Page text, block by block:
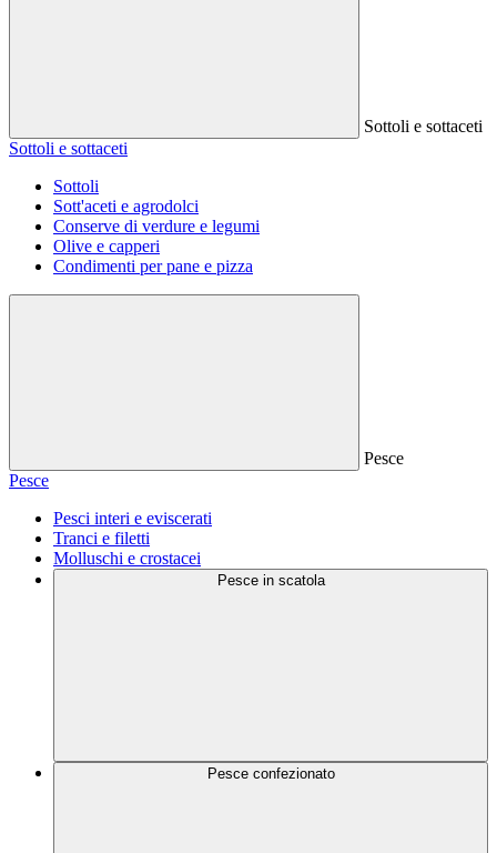
Sottoli e sottaceti
Sottoli e sottaceti
Sottoli
Sott'aceti e agrodolci
Conserve di verdure e legumi
Olive e capperi
Condimenti per pane e pizza
Pesce
Pesce
Pesci interi e eviscerati
Tranci e filetti
Molluschi e crostacei
Pesce in scatola
Pesce confezionato